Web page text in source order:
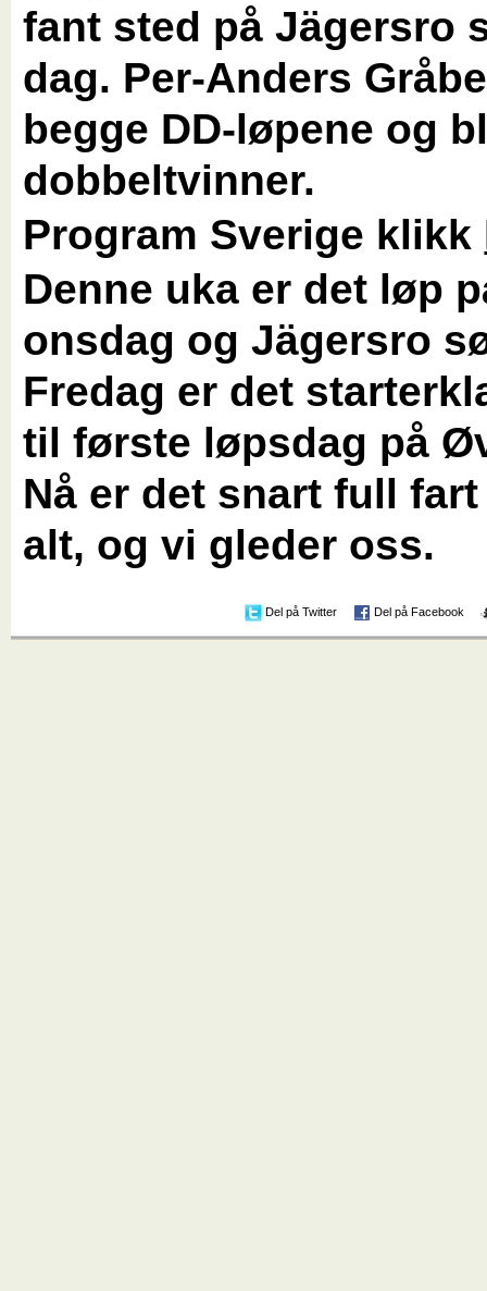
fant sted på Jägersro
dag. Per-Anders
begge DD-løpene og
dobbeltvinner.
Program Sverige klikk
Denne uka er det løp
onsdag og Jägersro
Fredag er det
til første løpsdag på
Nå er det snart full
alt, og vi gleder oss.
Del på Twitter Del på Facebook